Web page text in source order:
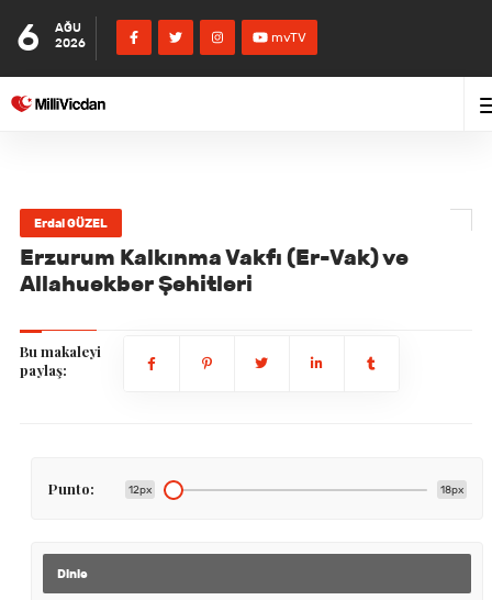
6
AĞU
2026
mvTV
Erdal GÜZEL
Erzurum Kalkınma Vakfı (Er-Vak) ve
Allahuekber Şehitleri
Bu makaleyi
paylaş:
Punto: 12px 18px
Dinle